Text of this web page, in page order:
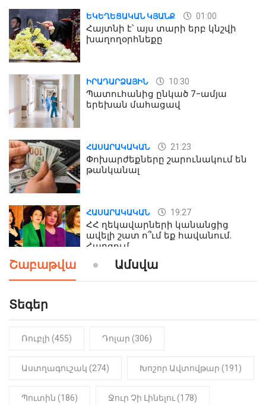
ԵԿԵՂԵՑԱԿԱՆ ԿՅԱՆՔ 01:00
Հայտնի է՝ այս տարի երբ կնշվի
խաղողօրհնեքը
ԻՐԱԴԱՐՁԱՅԻՆ 10:30
Պատուհանից ընկած 7-ամյա
երեխան մահացավ
ՀԱՍԱՐԱԿԱԿԱՆ 21:23
Փոխարժեքները շարունակում են
թանկանալ
ՀԱՍԱՐԱԿԱԿԱՆ 19:27
ՀՀ ղեկավարների կանանցից
ավելի շատ ո՞ւմ եք հավանում.
Հարցում
ԼՈՒՐԵՐ 19:15
կսահմանվի․ Հայտնի է՝ ովքեր են
օգտվելու դրանից
Շաբաթվա Ամսվա
Տեգեր
Ռուբլի (455) Դոլար (306)
Աստղագուշակ (274) Խոշոր Ավտովթար (191)
Պուտին (186) Ջուր Չի Լինելու (178)